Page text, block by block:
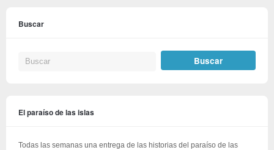
Buscar
El paraíso de las islas
Todas las semanas una entrega de las historias del paraíso de las